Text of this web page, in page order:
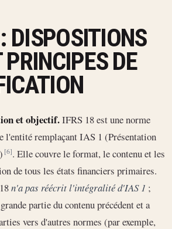
DISPOSITIONS
PRINCIPES DE
et objectif.IFRS 18 est une norme
l'entité remplaçant IAS 1 (Présentation
[6]. Elle couvre le format, le contenu et les
de tous les états financiers primaires.
n'a pas réécrit l'intégralité d'IAS 1 ;
partie du contenu précédent et a
vers d'autres normes (par exemple,